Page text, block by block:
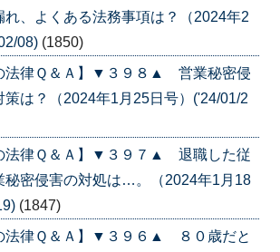
れ、よくある法務事項は？（2024年2
08) (1850)
法律Ｑ＆Ａ】▼３９８▲ 営業秘密侵
策は？（2024年1月25日号）('24/01/2
法律Ｑ＆Ａ】▼３９７▲ 退職した従
秘密侵害の対処は…。（2024年1月18
(1847)
法律Ｑ＆Ａ】▼３９６▲ ８０歳だと